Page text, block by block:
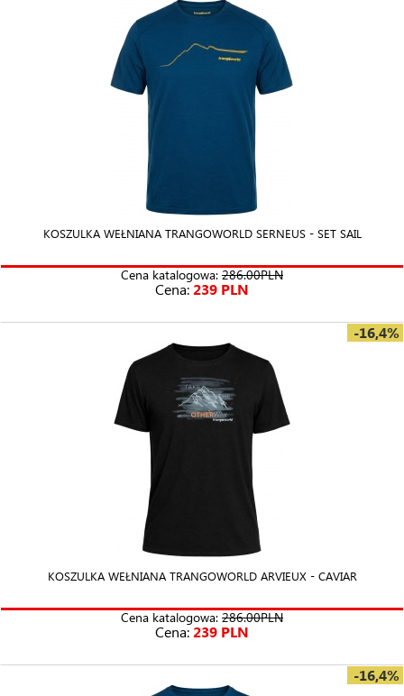
KOSZULKA WEŁNIANA TRANGOWORLD SERNEUS - SET SAIL
Cena katalogowa: 286.00PLN
Cena:239 PLN
-16,4%
KOSZULKA WEŁNIANA TRANGOWORLD ARVIEUX - CAVIAR
Cena katalogowa: 286.00PLN
Cena:239 PLN
-16,4%